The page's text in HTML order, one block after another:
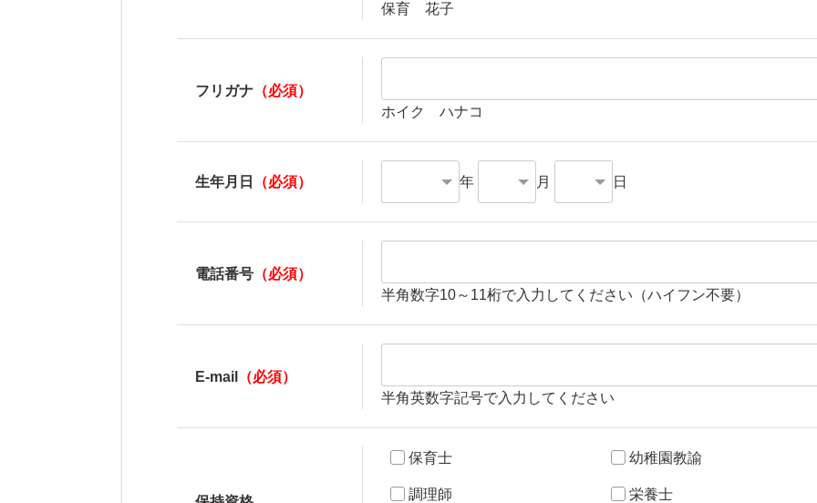
保育 花子
フリガナ （必須）
ホイク ハナコ
生年月日 （必須） 年 月 日
電話番号 （必須）
半角数字10～11桁で入力してください（ハイフン不要）
E-mail
（必須）
半角英数字記号で入力してください
保育士 幼稚園教諭
調理師 栄養士